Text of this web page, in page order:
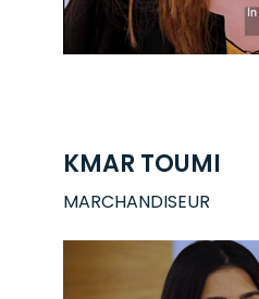
KMAR TOUMI
MARCHANDISEUR